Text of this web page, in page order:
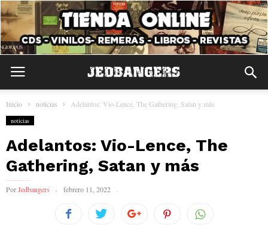
Inicio noticias Adelantos: Vio-Lence, The Gathering, Satan y más
noticias
Adelantos: Vio-Lence, The
Gathering, Satan y más
PorJedbangers febrero 11, 2022